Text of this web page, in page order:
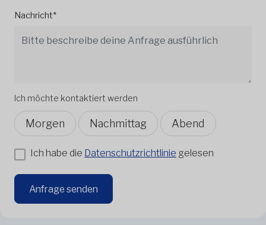
Nachricht*
Ich möchte kontaktiert werden
Morgen Nachmittag Abend
Ich habe die Datenschutzrichtlinie gelesen
Anfrage senden